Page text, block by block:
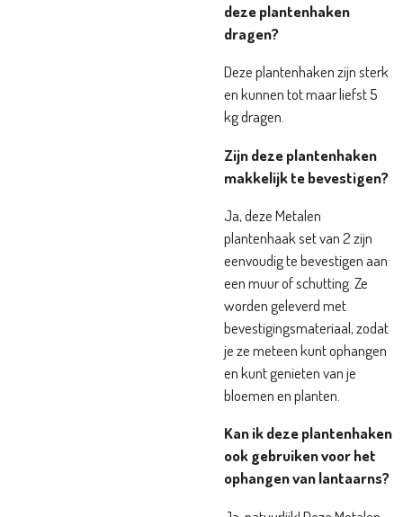
deze plantenhaken
dragen?
Deze plantenhaken zijn sterk
en kunnen tot maar liefst 5
kg dragen.
Zijn deze plantenhaken
makkelijk te bevestigen?
Ja, deze Metalen
plantenhaak set van 2 zijn
eenvoudig te bevestigen aan
een muur of schutting. Ze
worden geleverd met
bevestigingsmateriaal, zodat
je ze meteen kunt ophangen
en kunt genieten van je
bloemen en planten.
Kan ik deze plantenhaken
ook gebruiken voor het
ophangen van lantaarns?